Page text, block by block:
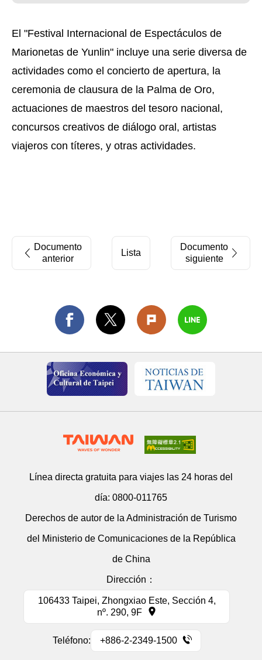
El "Festival Internacional de Espectáculos de
Marionetas de Yunlin" incluye una serie diversa de
actividades como el concierto de apertura, la
ceremonia de clausura de la Palma de Oro,
actuaciones de maestros del tesoro nacional,
concursos creativos de diálogo oral, artistas
viajeros con títeres, y otras actividades.
Documento
anterior
Lista
Documento
siguiente
Línea directa gratuita para viajes las 24 horas del
día: 0800-011765
Derechos de autor de la Administración de Turismo
del Ministerio de Comunicaciones de la República
de China
Dirección：
106433 Taipei, Zhongxiao Este, Sección 4,
nº. 290, 9F
Teléfono: +886-2-2349-1500